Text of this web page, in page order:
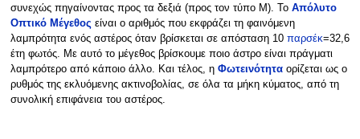
συνεχώς πηγαίνοντας προς τα δεξιά (προς τον τύπο Μ). Το Απόλυτο
Οπτικό Μέγεθος είναι ο αριθμός που εκφράζει τη φαινόμενη
λαμπρότητα ενός αστέρος όταν βρίσκεται σε απόσταση 10 παρσέκ=32,6
έτη φωτός. Με αυτό το μέγεθος βρίσκουμε ποιο άστρο είναι πράγματι
λαμπρότερο από κάποιο άλλο. Και τέλος, η Φωτεινότηταορίζεται ως ο
ρυθμός της εκλυόμενης ακτινοβολίας, σε όλα τα μήκη κύματος, από τη
συνολική επιφάνεια του αστέρος.